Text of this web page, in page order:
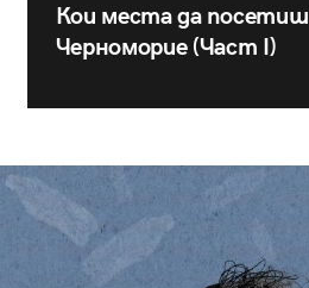
Кои места да
Черноморие (Част I)